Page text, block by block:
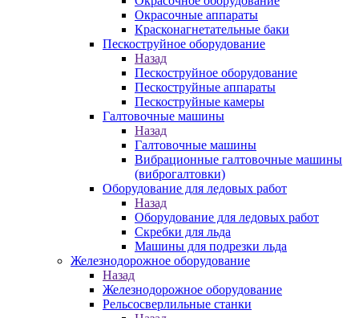
Окрасочные аппараты
Красконагнетательные баки
Пескоструйное оборудование
Назад
Пескоструйное оборудование
Пескоструйные аппараты
Пескоструйные камеры
Галтовочные машины
Назад
Галтовочные машины
Вибрационные галтовочные машины
(виброгалтовки)
Оборудование для ледовых работ
Назад
Оборудование для ледовых работ
Скребки для льда
Машины для подрезки льда
Железнодорожное оборудование
Назад
Железнодорожное оборудование
Рельсосверлильные станки